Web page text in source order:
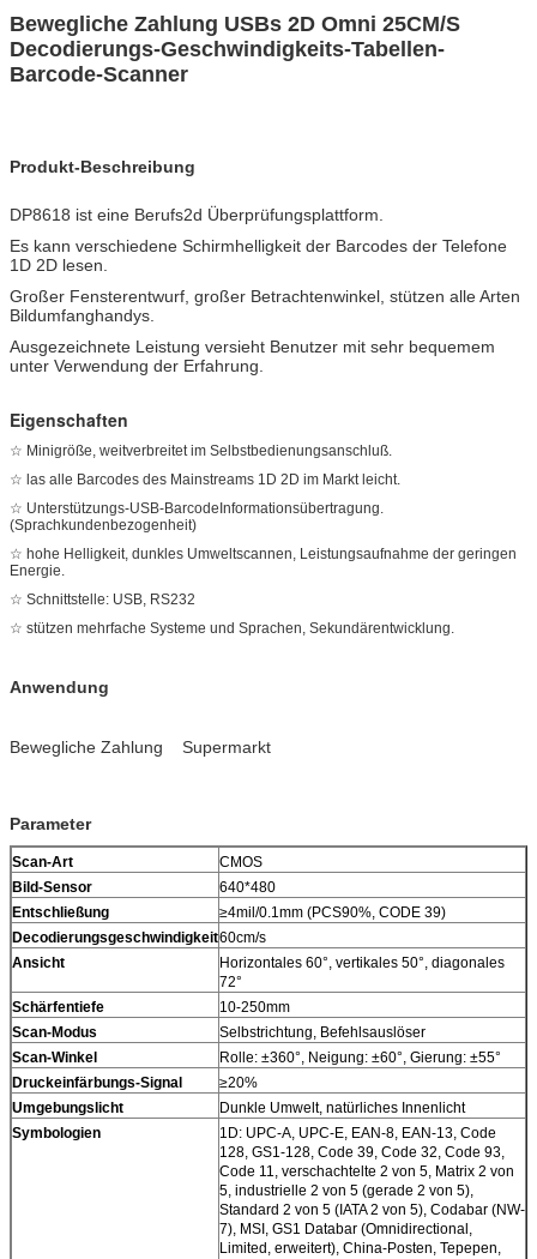
Bewegliche Zahlung USBs 2D Omni 25CM/S
Decodierungs-Geschwindigkeits-Tabellen-
Barcode-Scanner
Produkt-Beschreibung
DP8618 ist eine Berufs2d Überprüfungsplattform.
Es kann verschiedene Schirmhelligkeit der Barcodes der Telefone
1D 2D lesen.
Großer Fensterentwurf, großer Betrachtenwinkel, stützen alle Arten
Bildumfanghandys.
Ausgezeichnete Leistung versieht Benutzer mit sehr bequemem
unter Verwendung der Erfahrung.
Eigenschaften
☆ Minigröße, weitverbreitet im Selbstbedienungsanschluß.
☆ las alle Barcodes des Mainstreams 1D 2D im Markt leicht.
☆ Unterstützungs-USB-BarcodeInformationsübertragung.
(Sprachkundenbezogenheit)
☆ hohe Helligkeit, dunkles Umweltscannen, Leistungsaufnahme der geringen
Energie.
☆ Schnittstelle: USB, RS232
☆ stützen mehrfache Systeme und Sprachen, Sekundärentwicklung.
Anwendung
Bewegliche Zahlung Supermarkt
Parameter
Scan-Art
CMOS
Bild-Sensor
640*480
Entschließung
≥4mil/0.1mm (PCS90%, CODE 39)
Decodierungsgeschwindigkeit60cm/s
Ansicht
Horizontales 60°, vertikales 50°, diagonales
72°
Schärfentiefe
10-250mm
Scan-Modus
Selbstrichtung, Befehlsauslöser
Scan-Winkel
Rolle: ±360°, Neigung: ±60°, Gierung: ±55°
Druckeinfärbungs-Signal
≥20%
Umgebungslicht
Dunkle Umwelt, natürliches Innenlicht
Symbologien
1D: UPC-A, UPC-E, EAN-8, EAN-13, Code
128, GS1-128, Code 39, Code 32, Code 93,
Code 11, verschachtelte 2 von 5, Matrix 2 von
5, industrielle 2 von 5 (gerade 2 von 5),
Standard 2 von 5 (IATA 2 von 5), Codabar (NW-
7), MSI, GS1 Databar (Omnidirectional,
Limited, erweitert), China-Posten, Tepepen,